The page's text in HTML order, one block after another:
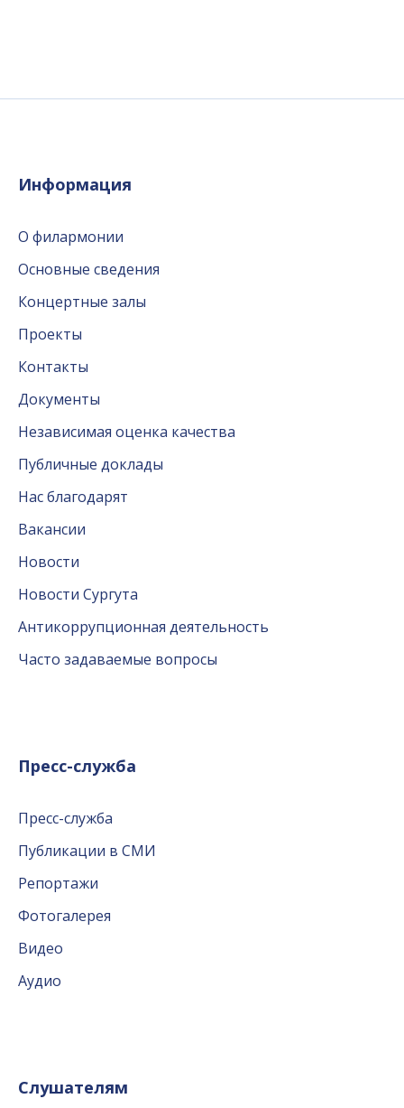
Информация
О филармонии
Основные сведения
Концертные залы
Проекты
Контакты
Документы
Независимая оценка качества
Публичные доклады
Нас благодарят
Вакансии
Новости
Новости Сургута
Антикоррупционная деятельность
Часто задаваемые вопросы
Пресс-служба
Пресс-служба
Публикации в СМИ
Репортажи
Фотогалерея
Видео
Аудио
Слушателям